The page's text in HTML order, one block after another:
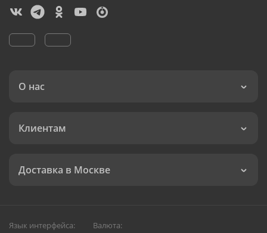
О нас
Клиентам
Доставка в Москве
Язык интерфейса: Валюта: